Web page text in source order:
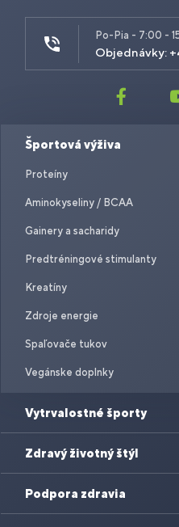
Po-Pia - 7:00 -
Objednávky:
Športová výživa
Proteíny
Aminokyseliny / BCAA
Gainery a sacharidy
Predtréningové stimulanty
Kreatíny
Zdroje energie
Spaľovače tukov
Vegánske doplnky
Vytrvalostné športy
Zdravý životný štýl
Podpora zdravia